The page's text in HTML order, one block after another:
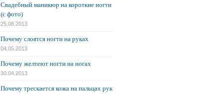
Свадебный маникюр на короткие ногти
(с фото)
25.08.2013
Почему слоятся ногти на руках
04.05.2013
Почему желтеют ногти на ногах
30.04.2013
Почему трескается кожа на пальцах рук